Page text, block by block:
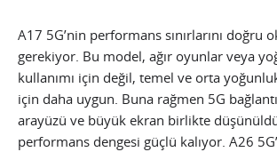
A17 5G’nin performans sınırlarını doğru
gerekiyor. Bu model, ağır oyunlar veya
kullanımı için değil, temel ve orta
için daha uygun. Buna rağmen 5G
arayüzü ve büyük ekran birlikte
performans dengesi güçlü kalıyor. A26